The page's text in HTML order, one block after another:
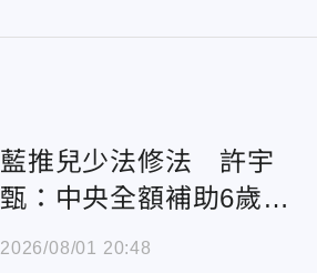
藍推兒少法修法 許宇
甄：中央全額補助6歲以
下健保費
2026/08/01 20:48